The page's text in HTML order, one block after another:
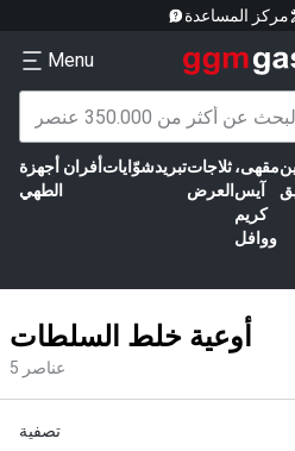
مركز المساعدة
Menu
أجهزة
الطهي
أفران شوّاياتتبريدثلاجات
العرض
مقهى،
آيس
كريم
ووافل
أوعية خلط السلطات
5 عناصر
تصفية